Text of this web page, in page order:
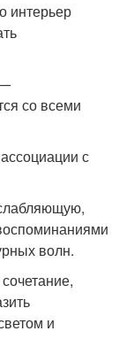
интерьер
со всеми
с
волн.
и